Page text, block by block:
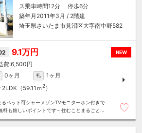
ス乗車時間12分 停歩6分
築年月2011年3月 / 2階建
埼玉県さいたま市見沼区大字南中野582
NEW
9.1万円
6,500円
0ヶ月 礼
1ヶ月
2LDK（59.11ｍ 2）
るペット可シャーメゾンTVモニターホン付きで
も嬉しいポイントです～住むことまるごと～